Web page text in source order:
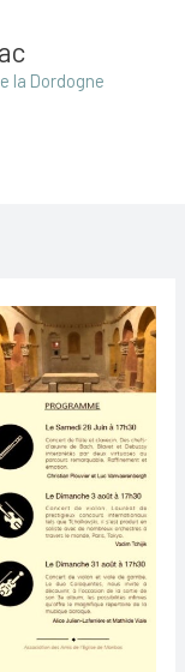
la Dordogne